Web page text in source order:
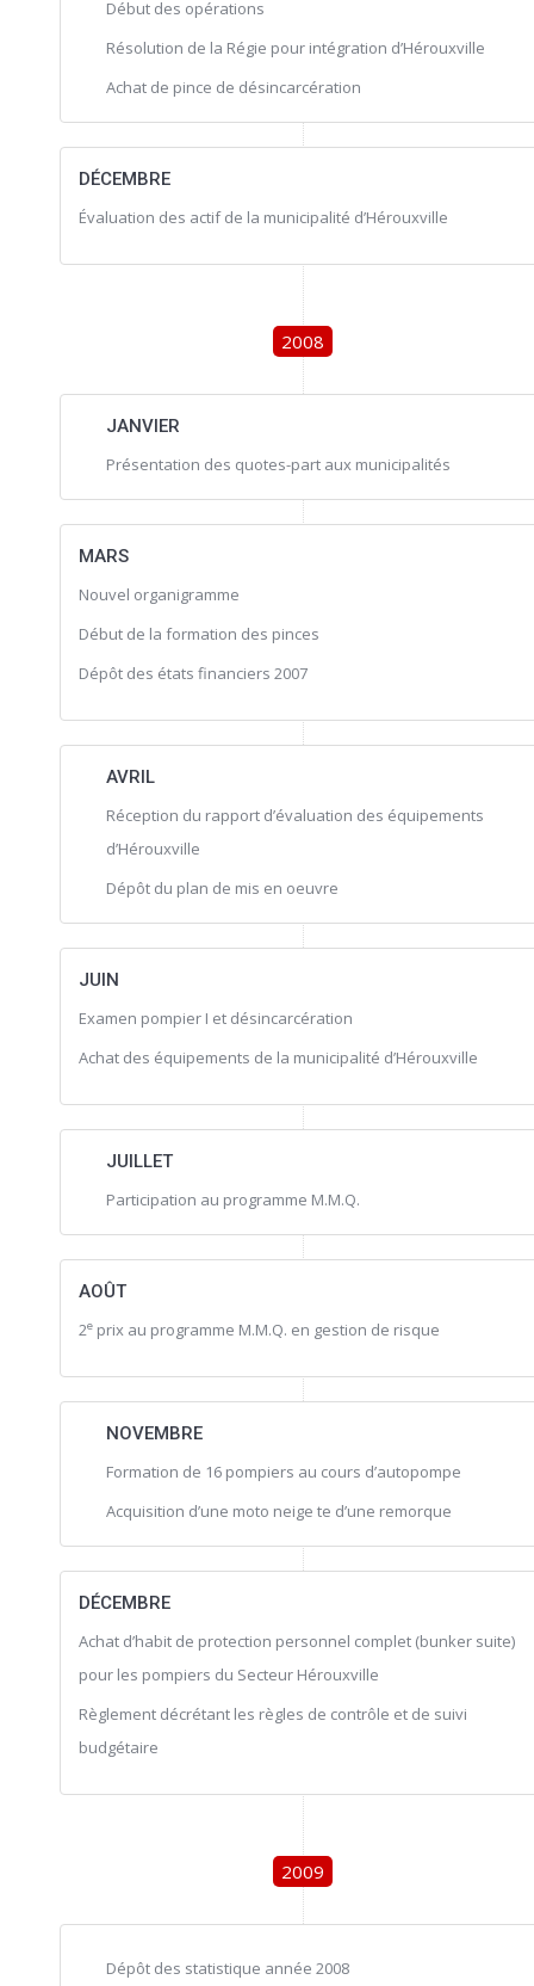
Début des opérations
Résolution de la Régie pour intégration d’Hérouxville
Achat de pince de désincarcération
DÉCEMBRE
Évaluation des actif de la municipalité d’Hérouxville
2008
JANVIER
Présentation des quotes-part aux municipalités
MARS
Nouvel organigramme
Début de la formation des pinces
Dépôt des états financiers 2007
AVRIL
Réception du rapport d’évaluation des équipements
d’Hérouxville
Dépôt du plan de mis en oeuvre
JUIN
Examen pompier I et désincarcération
Achat des équipements de la municipalité d’Hérouxville
JUILLET
Participation au programme M.M.Q.
AOÛT
2e prix au programme M.M.Q. en gestion de risque
NOVEMBRE
Formation de 16 pompiers au cours d’autopompe
Acquisition d’une moto neige te d’une remorque
DÉCEMBRE
Achat d’habit de protection personnel complet (bunker suite)
pour les pompiers du Secteur Hérouxville
Règlement décrétant les règles de contrôle et de suivi
budgétaire
2009
Dépôt des statistique année 2008